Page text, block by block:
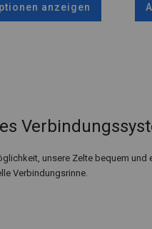
anzeigen
unsere Zelte bequem und
Verbindungsrinne.